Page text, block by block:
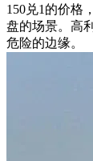
150兑1的价格
盘的场景。高
危险的边缘。